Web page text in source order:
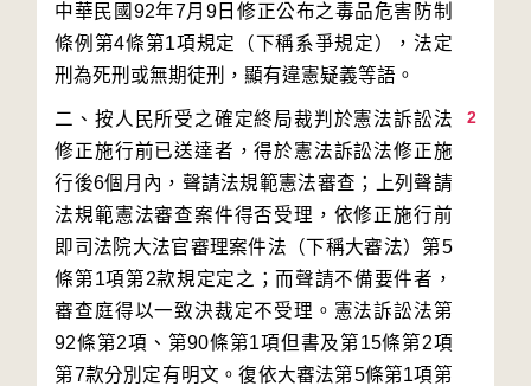
中華民國92年7月9日修正公布之毒品危害防制
條例第4條第1項規定（下稱系爭規定），法定
2
二、按人民所受之確定終局裁判於憲法訴訟法
修正施行前已送達者，得於憲法訴訟法修正施
行後6個月內，聲請法規範憲法審查；上列聲請
法規範憲法審查案件得否受理，依修正施行前
即司法院大法官審理案件法（下稱大審法）第5
條第1項第2款規定定之；而聲請不備要件者，
審查庭得以一致決裁定不受理。憲法訴訟法第
92條第2項、第90條第1項但書及第15條第2項
第7款分別定有明文。復依大審法第5條第1項第